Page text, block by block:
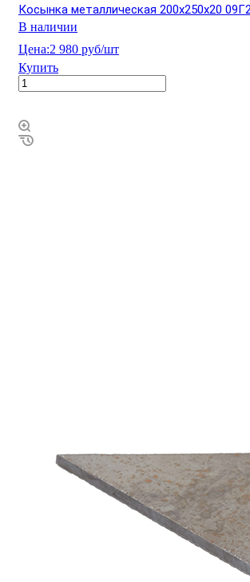
Косынка металлическая 200х250х20
В наличии
Цена:2 980 руб/шт
Купить